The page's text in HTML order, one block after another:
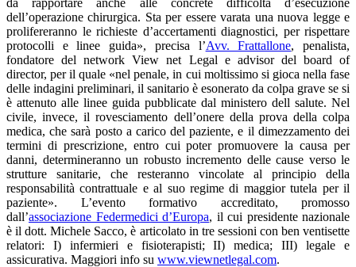
dell’operazione chirurgica. Sta per essere varata una nuova legge e
prolifereranno le richieste d’accertamenti diagnostici, per rispettare
protocolli e linee guida», precisa l’Avv. Frattallone, penalista,
fondatore del network View net Legal e advisor del board of
director, per il quale «nel penale, in cui moltissimo si gioca nella fase
delle indagini preliminari, il sanitario è esonerato da colpa grave se si
è attenuto alle linee guida pubblicate dal ministero dell salute. Nel
civile, invece, il rovesciamento dell’onere della prova della colpa
medica, che sarà posto a carico del paziente, e il dimezzamento dei
termini di prescrizione, entro cui poter promuovere la causa per
danni, determineranno un robusto incremento delle cause verso le
strutture sanitarie, che resteranno vincolate al principio della
responsabilità contrattuale e al suo regime di maggior tutela per il
paziente». L’evento formativo accreditato, promosso
dall’associazione Federmedici d’Europa, il cui presidente nazionale
è il dott. Michele Sacco, è articolato in tre sessioni con ben ventisette
relatori: I) infermieri e fisioterapisti; II) medica; III) legale e
assicurativa. Maggiori info su www.viewnetlegal.com.